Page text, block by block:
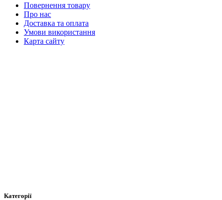
Повернення товару
Про нас
Доставка та оплата
Умови використання
Карта сайту
Категорії